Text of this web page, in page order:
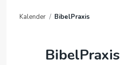
KALENDER
Kalender / BibelPraxis
BibelPraxis